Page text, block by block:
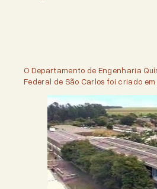
O Departamento de Engenharia
Federal de São Carlos foi criado em